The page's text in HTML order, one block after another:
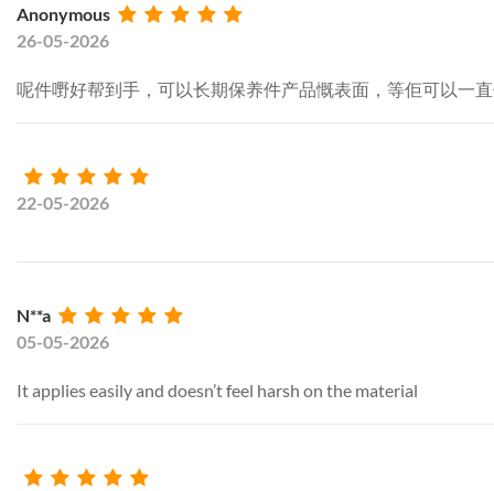
Anonymous
26-05-2026
呢件嘢好帮到手，可以长期保养件产品慨表面，等佢可以一
22-05-2026
N**a
05-05-2026
It applies easily and doesn’t feel harsh on the material